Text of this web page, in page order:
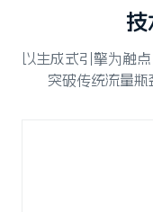
技
以生成式引擎为触
突破传统流量瓶